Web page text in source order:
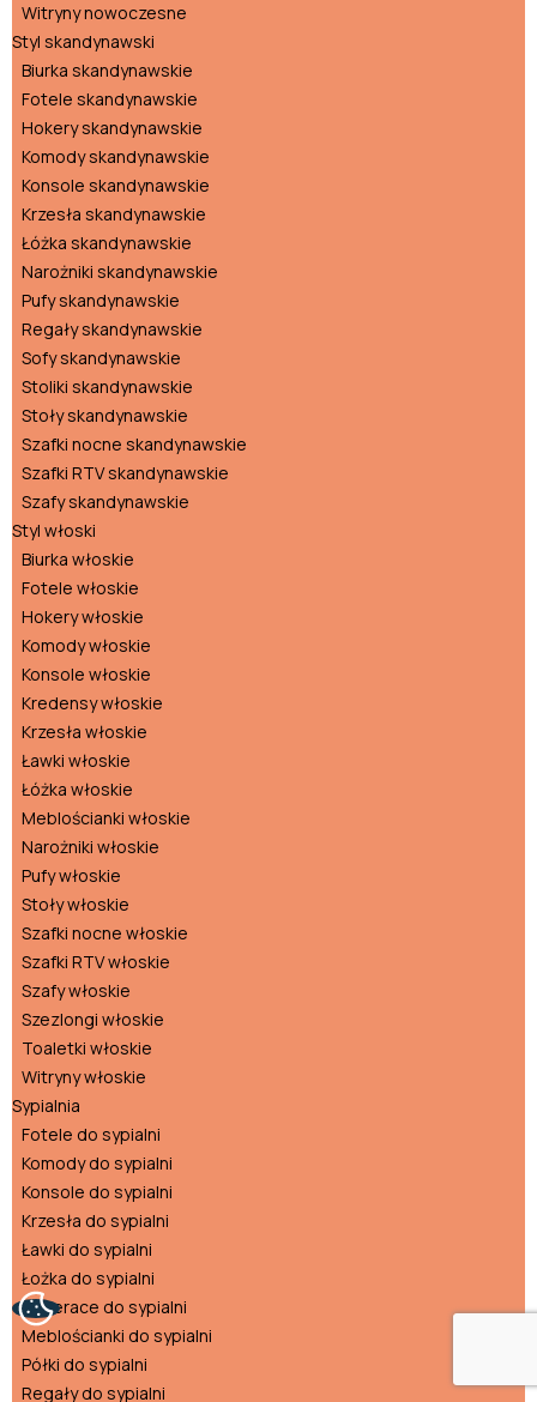
Witryny nowoczesne
Styl skandynawski
Biurka skandynawskie
Fotele skandynawskie
Hokery skandynawskie
Komody skandynawskie
Konsole skandynawskie
Krzesła skandynawskie
Łóżka skandynawskie
Narożniki skandynawskie
Pufy skandynawskie
Regały skandynawskie
Sofy skandynawskie
Stoliki skandynawskie
Stoły skandynawskie
Szafki nocne skandynawskie
Szafki RTV skandynawskie
Szafy skandynawskie
Styl włoski
Biurka włoskie
Fotele włoskie
Hokery włoskie
Komody włoskie
Konsole włoskie
Kredensy włoskie
Krzesła włoskie
Ławki włoskie
Łóżka włoskie
Meblościanki włoskie
Narożniki włoskie
Pufy włoskie
Stoły włoskie
Szafki nocne włoskie
Szafki RTV włoskie
Szafy włoskie
Szezlongi włoskie
Toaletki włoskie
Witryny włoskie
Sypialnia
Fotele do sypialni
Komody do sypialni
Konsole do sypialni
Krzesła do sypialni
Ławki do sypialni
Łożka do sypialni
Materace do sypialni
Meblościanki do sypialni
Półki do sypialni
Regały do sypialni